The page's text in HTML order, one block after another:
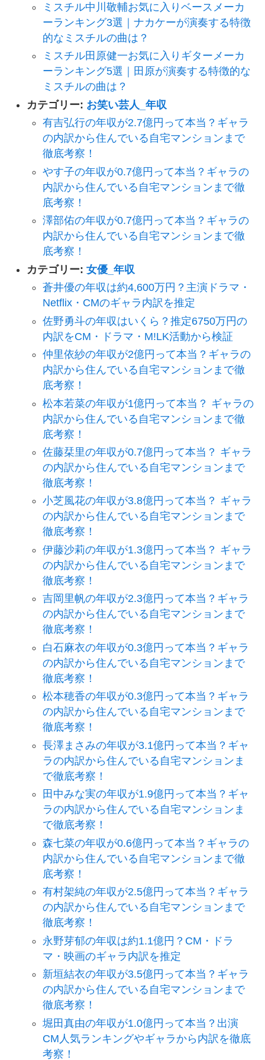
ミスチル中川敬輔お気に入りベースメーカ
ーランキング3選｜ナカケーが演奏する特徴
的なミスチルの曲は？
ミスチル田原健一お気に入りギターメーカ
ーランキング5選｜田原が演奏する特徴的な
ミスチルの曲は？
カテゴリー: お笑い芸人_年収
有吉弘行の年収が2.7億円って本当？ギャラ
の内訳から住んでいる自宅マンションまで
徹底考察！
やす子の年収が0.7億円って本当？ギャラの
内訳から住んでいる自宅マンションまで徹
底考察！
澤部佑の年収が0.7億円って本当？ギャラの
内訳から住んでいる自宅マンションまで徹
底考察！
カテゴリー: 女優_年収
蒼井優の年収は約4,600万円？主演ドラマ・
Netflix・CMのギャラ内訳を推定
佐野勇斗の年収はいくら？推定6750万円の
内訳をCM・ドラマ・M!LK活動から検証
仲里依紗の年収が2億円って本当？ギャラの
内訳から住んでいる自宅マンションまで徹
底考察！
松本若菜の年収が1億円って本当？ ギャラの
内訳から住んでいる自宅マンションまで徹
底考察！
佐藤栞里の年収が0.7億円って本当？ ギャラ
の内訳から住んでいる自宅マンションまで
徹底考察！
小芝風花の年収が3.8億円って本当？ ギャラ
の内訳から住んでいる自宅マンションまで
徹底考察！
伊藤沙莉の年収が1.3億円って本当？ ギャラ
の内訳から住んでいる自宅マンションまで
徹底考察！
吉岡里帆の年収が2.3億円って本当？ギャラ
の内訳から住んでいる自宅マンションまで
徹底考察！
白石麻衣の年収が0.3億円って本当？ギャラ
の内訳から住んでいる自宅マンションまで
徹底考察！
松本穂香の年収が0.3億円って本当？ギャラ
の内訳から住んでいる自宅マンションまで
徹底考察！
長澤まさみの年収が3.1億円って本当？ギャ
ラの内訳から住んでいる自宅マンションま
で徹底考察！
田中みな実の年収が1.9億円って本当？ギャ
ラの内訳から住んでいる自宅マンションま
で徹底考察！
森七菜の年収が0.6億円って本当？ギャラの
内訳から住んでいる自宅マンションまで徹
底考察！
有村架純の年収が2.5億円って本当？ギャラ
の内訳から住んでいる自宅マンションまで
徹底考察！
永野芽郁の年収は約1.1億円？CM・ドラ
マ・映画のギャラ内訳を推定
新垣結衣の年収が3.5億円って本当？ギャラ
の内訳から住んでいる自宅マンションまで
徹底考察！
堀田真由の年収が1.0億円って本当？出演
CM人気ランキングやギャラから内訳を徹底
考察！